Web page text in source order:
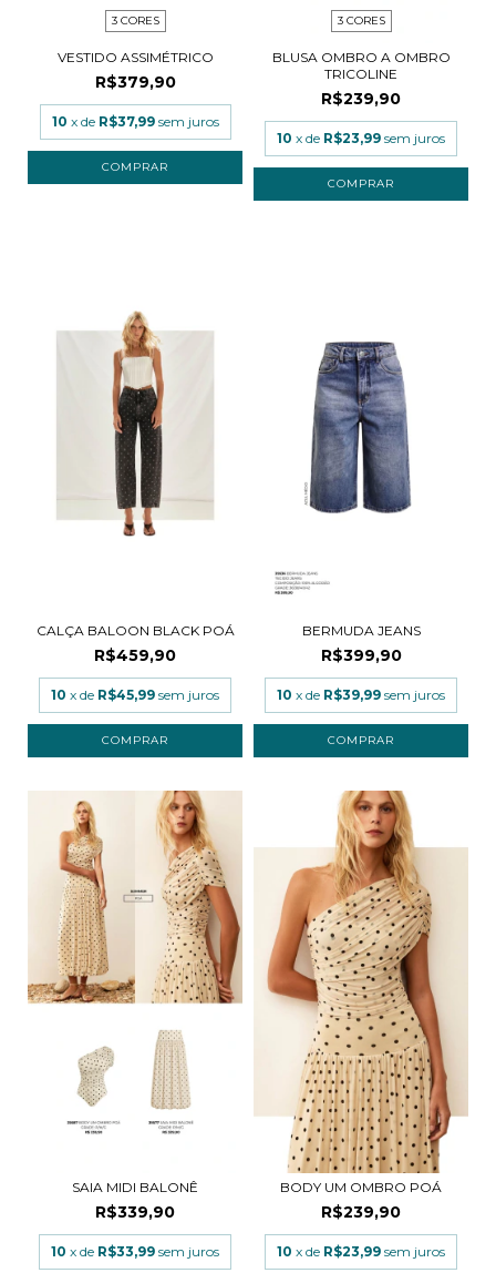
3 CORES
VESTIDO ASSIMÉTRICO
R$379,90
10 x de R$37,99 sem juros
COMPRAR
3 CORES
BLUSA OMBRO A OMBRO
TRICOLINE
R$239,90
10 x de R$23,99 sem juros
COMPRAR
CALÇA BALOON BLACK POÁ
R$459,90
10 x de R$45,99 sem juros
COMPRAR
BERMUDA JEANS
R$399,90
10 x de R$39,99 sem juros
COMPRAR
SAIA MIDI BALONÊ
R$339,90
10 x de R$33,99 sem juros
BODY UM OMBRO POÁ
R$239,90
10 x de R$23,99 sem juros